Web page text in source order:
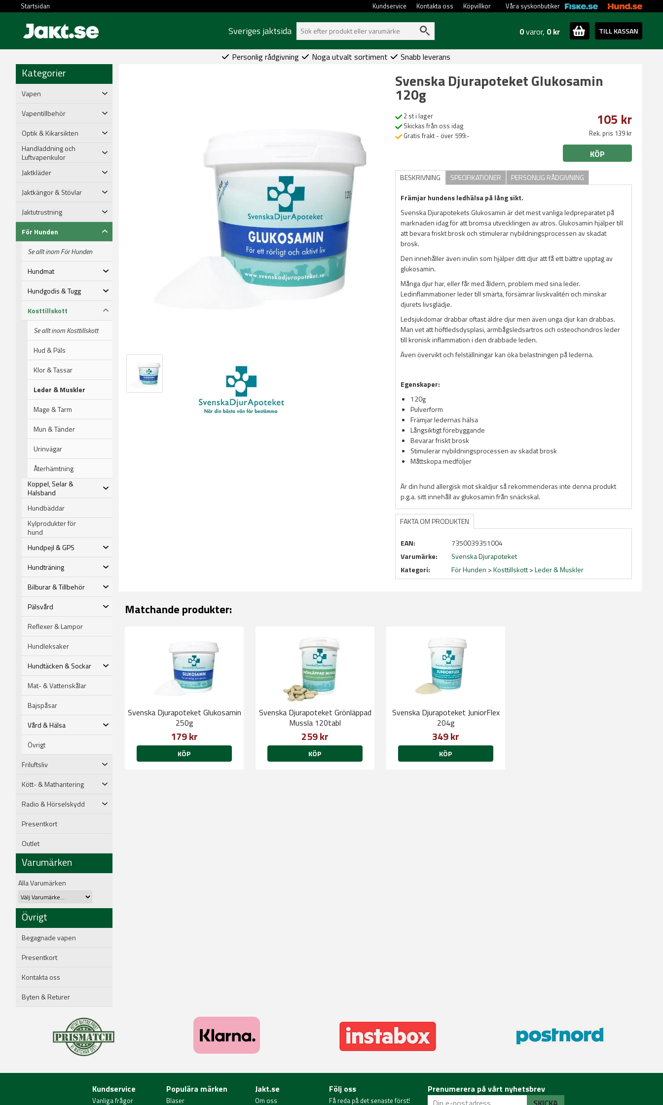
Startsidan Våra syskonbutiker
Köpvillkor
Kontakta oss
Kundservice
Sveriges jaktsida 0varor, 0 kr TILL KASSAN
Personlig rådgivning Noga utvalt sortiment Snabb leverans
Kategorier
Vapen
Vapentillbehör
Optik & Kikarsikten
Handladdning och
Luftvapenkulor
Jaktkläder
Jaktkängor & Stövlar
Jaktutrustning
För Hunden
Se allt inom För Hunden
Hundmat
Hundgodis & Tugg
Kosttillskott
Se allt inom Kosttillskott
Hud & Päls
Klor & Tassar
Leder & Muskler
Mage & Tarm
Mun & Tänder
Urinvägar
Återhämtning
Koppel, Selar &
Halsband
Hundbäddar
Kylprodukter för
hund
Hundpejl & GPS
Hundträning
Bilburar & Tillbehör
Pälsvård
Reflexer & Lampor
Hundleksaker
Hundtäcken & Sockar
Mat- & Vattenskålar
Bajspåsar
Vård & Hälsa
Övrigt
Friluftsliv
Kött- & Mathantering
Radio & Hörselskydd
Presentkort
Outlet
Varumärken
Alla Varumärken
Övrigt
Begagnade vapen
Presentkort
Kontakta oss
Byten & Returer
Svenska Djurapoteket Glukosamin
120g
2 st i lager
Skickas från oss idag
Gratis frakt - över 599:-
105 kr
Rek. pris 139 kr
KÖP
BESKRIVNING SPECIFIKATIONER
PERSONLIG RÅDGIVNING
Främjar hundens ledhälsa på lång sikt.
Svenska Djurapotekets Glukosamin är det mest vanliga ledpreparatet på
marknaden idag för att bromsa utvecklingen av atros. Glukosamin hjälper till
att bevara friskt brosk och stimulerar nybildningsprocessen av skadat
brosk.
Den innehåller även inulin som hjälper ditt djur att få ett bättre upptag av
glukosamin.
Många djur har, eller får med åldern, problem med sina leder.
Ledinflammationer leder till smärta, försämrar livskvalitén och minskar
djurets livsglädje.
Ledsjukdomar drabbar oftast äldre djur men även unga djur kan drabbas.
Man vet att höftledsdysplasi, armbågsledsartros och osteochondros leder
till kronisk inflammation i den drabbade leden.
Även övervikt och felställningar kan öka belastningen på lederna.
Egenskaper:
120g
Pulverform
Främjar ledernas hälsa
Långsiktigt förebyggande
Bevarar friskt brosk
Stimulerar nybildningsprocessen av skadat brosk
Måttskopa medföljer
Är din hund allergisk mot skaldjur så rekommenderas inte denna produkt
p.g.a. sitt innehåll av glukosamin från snäckskal.
FAKTA OM PRODUKTEN
EAN:
7350039351004
Varumärke:
Svenska Djurapoteket
Kategori:
För Hunden >Kosttillskott>Leder & Muskler
Matchande produkter:
Svenska Djurapoteket Glukosamin
250g
179 kr
KÖP
Svenska Djurapoteket Grönläppad
Mussla 120tabl
259 kr
KÖP
Svenska Djurapoteket JuniorFlex
204g
349 kr
KÖP
Kundservice
Vanliga frågor
Populära märken
Blaser
Jakt.se
Om oss
Följ oss
Få reda på det senaste först!
Prenumerera på vårt nyhetsbrev